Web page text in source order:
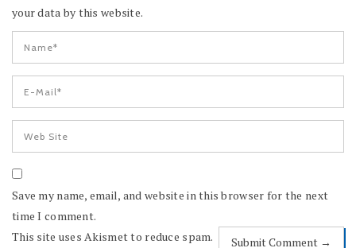
your data by this website.
Save my name, email, and website in this browser for the next
time I comment.
This site uses Akismet to reduce spam.